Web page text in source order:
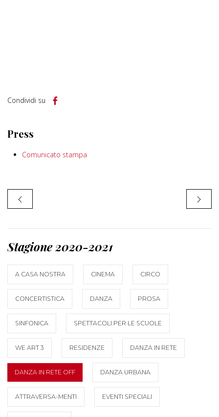
Condividi su
Press
Comunicato stampa
Stagione 2020-2021
A CASA NOSTRA CINEMA CIRCO
CONCERTISTICA DANZA PROSA
SINFONICA SPETTACOLI PER LE SCUOLE
WE ART 3 RESIDENZE DANZA IN RETE
DANZA IN RETE OFF DANZA URBANA
ATTRAVERSA-MENTI EVENTI SPECIALI